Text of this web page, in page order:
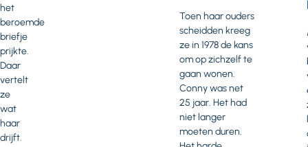
het
beroemde
briefje
prijkte.
Daar
vertelt
ze
wat
haar
drijft.
Toen haar ouders
scheidden kreeg
ze in 1978 de kans
om op zichzelf te
gaan wonen.
Conny was net
25 jaar. Het had
niet langer
moeten duren.